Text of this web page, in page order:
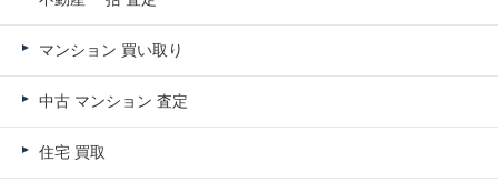
マンション 買い取り
中古 マンション 査定
住宅 買取